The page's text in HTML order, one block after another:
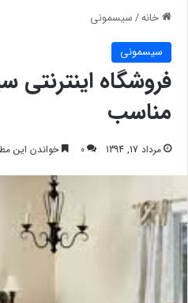
خانه/سیسمونی
سیسمونی
فروشگاه
مناسب
مرداد 17, 1394 0 خواندن این مطلب 1 دقیقه